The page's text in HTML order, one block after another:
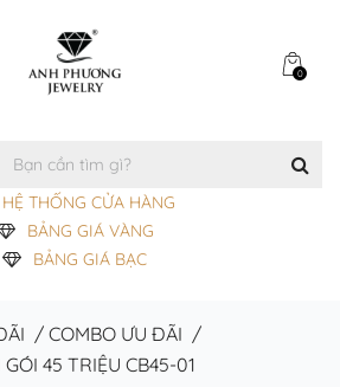
0
HỆ THỐNG CỬA HÀNG
BẢNG GIÁ VÀNG
BẢNG GIÁ BẠC
/ COMBO ƯU ĐÃI /
45 TRIỆU CB45-01